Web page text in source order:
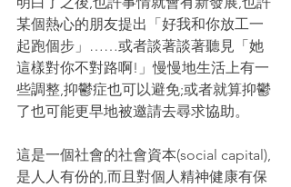
某個熱心的朋友提出「好我和你放工一
起跑個步」……或者談著談著聽見「她
這樣對你不對路啊!」慢慢地生活上有一
些調整,抑鬱症也可以避免;或者就算抑鬱
了也可能更早地被邀請去尋求協助。
這是一個社會的社會資本(social capital),
是人人有份的,而且對個人精神健康有保